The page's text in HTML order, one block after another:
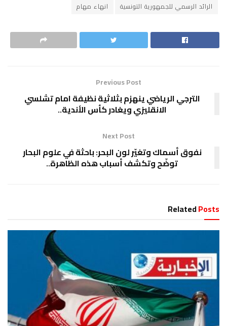
الرائد الرسمي للجمهورية التونسية
انهاء مهام
Previous Post
الترجي الرياضي ينهزم بثلاثية نظيفة امام تشلسي
الانقليزي ويغادر كأس الأندية..
Next Post
نفوق أسماك وتغيّر لون البحر: باحثة في علوم البحار
توضّح وتكشف أسباب هذه الظاهرة..
RelatedPosts